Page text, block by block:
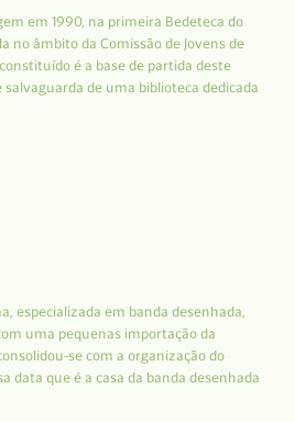
em 1990, na primeira Bedeteca do
no âmbito da Comissão de Jovens de
é a base de partida deste
salvaguarda de uma biblioteca dedicada
especializada em banda desenhada,
uma pequenas importação da
se com a organização do
data que é a casa da banda desenhada